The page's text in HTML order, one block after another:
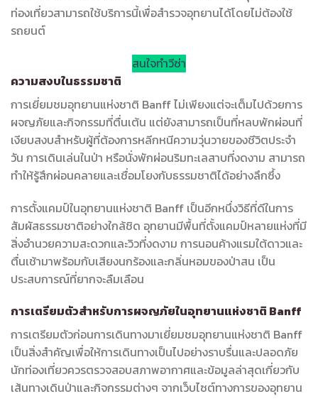
ท่องเที่ยวสามารถใช้บริการนี้เพื่อสำรวจอุทยานได้โดยไม่ต้องใช้
รถยนต์
สนใจทำวีซ่า
ความสงบในธรรมชาติ
การเยี่ยมชมอุทยานแห่งชาติ Banff ไม่เพียงแต่จะเต็มไปด้วยการ
ผจญภัยและกิจกรรมที่ตื่นเต้น แต่ยังสามารถเป็นที่หลบพักผ่อนที่
เงียบสงบสำหรับผู้ที่ต้องการหลีกหนีความวุ่นวายของชีวิตประจำ
วัน การเดินเล่นในป่า หรือนั่งพักผ่อนริมทะเลสาบที่งดงาม สามารถ
ทำให้รู้สึกผ่อนคลายและเชื่อมโยงกับธรรมชาติได้อย่างลึกซึ้ง
การตั้งแคมป์ในอุทยานแห่งชาติ Banff เป็นอีกหนึ่งวิธีที่ดีในการ
สัมผัสธรรมชาติอย่างใกล้ชิด อุทยานมีพื้นที่ตั้งแคมป์หลายแห่งที่มี
สิ่งอำนวยความสะดวกและวิวที่งดงาม การนอนค้างแรมใต้ดาวและ
ตื่นเช้ามาพร้อมกับเสียงนกร้องและกลิ่นหอมของป่าสน เป็น
ประสบการณ์ที่ยากจะลืมเลือน
การเตรียมตัวสำหรับการผจญภัยในอุทยานแห่งชาติ Banff
การเตรียมตัวก่อนการเดินทางมาเยี่ยมชมอุทยานแห่งชาติ Banff
เป็นสิ่งสำคัญเพื่อให้การเดินทางเป็นไปอย่างราบรื่นและปลอดภัย
นักท่องเที่ยวควรตรวจสอบสภาพอากาศและข้อมูลล่าสุดเกี่ยวกับ
เส้นทางเดินป่าและกิจกรรมต่างๆ จากเว็บไซต์ทางการของอุทยาน